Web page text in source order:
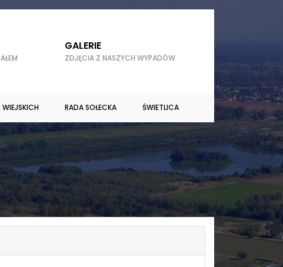
GALERIE
ZDJĘCIA Z NASZYCH WYPADÓW
RADA SOŁECKA ŚWIETLICA